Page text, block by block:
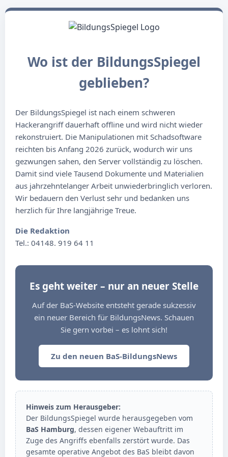
Wo ist der BildungsSpiegel
geblieben?
Der BildungsSpiegel ist nach einem schweren
Hackerangriff dauerhaft offline und wird nicht wieder
rekonstruiert. Die Manipulationen mit Schadsoftware
reichten bis Anfang 2026 zurück, wodurch wir uns
gezwungen sahen, den Server vollständig zu löschen.
Damit sind viele Tausend Dokumente und Materialien
aus jahrzehntelanger Arbeit unwiederbringlich verloren.
Wir bedauern den Verlust sehr und bedanken uns
herzlich für Ihre langjährige Treue.
Die Redaktion
Tel.: 04148. 919 64 11
Es geht weiter – nur an neuer Stelle
Auf der BaS-Website entsteht gerade sukzessiv
ein neuer Bereich für BildungsNews. Schauen
Sie gern vorbei – es lohnt sich!
Zu den neuen BaS-BildungsNews
Hinweis zum Herausgeber:
Der BildungsSpiegel wurde herausgegeben vom
BaS Hamburg, dessen eigener Webauftritt im
Zuge des Angriffs ebenfalls zerstört wurde. Das
gesamte operative Angebot des BaS bleibt davon